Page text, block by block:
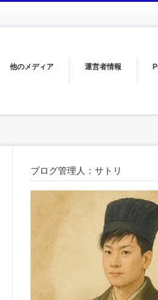
他のメディア 運営者情報
ブログ管理人：サトリ